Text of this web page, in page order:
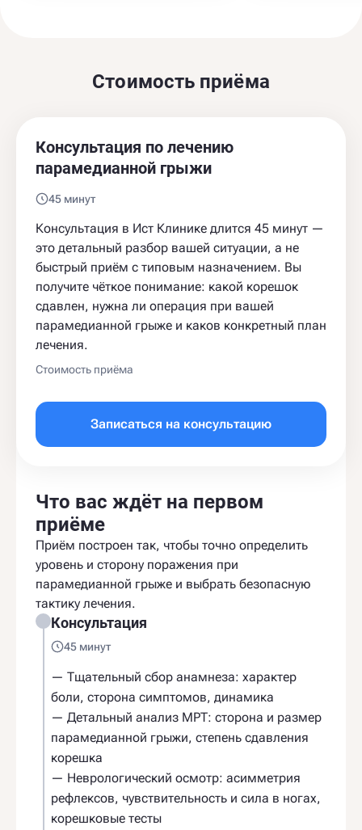
Стоимость приёма
Консультация по лечению
парамедианной грыжи
45 минут
Консультация в Ист Клинике длится 45 минут —
это детальный разбор вашей ситуации, а не
быстрый приём с типовым назначением. Вы
получите чёткое понимание: какой корешок
сдавлен, нужна ли операция при вашей
парамедианной грыже и каков конкретный план
лечения.
Стоимость приёма
Записаться на консультацию
Что вас ждёт на первом
приёме
Приём построен так, чтобы точно определить
уровень и сторону поражения при
парамедианной грыже и выбрать безопасную
тактику лечения.
Консультация
45 минут
— Тщательный сбор анамнеза: характер
боли, сторона симптомов, динамика
— Детальный анализ МРТ: сторона и размер
парамедианной грыжи, степень сдавления
корешка
— Неврологический осмотр: асимметрия
рефлексов, чувствительность и сила в ногах,
корешковые тесты